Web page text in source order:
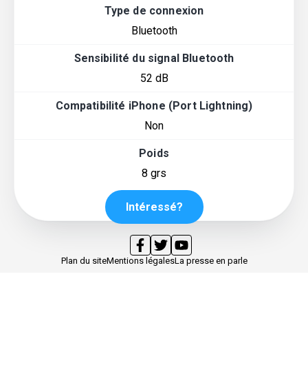
Type de connexion
Bluetooth
Sensibilité du signal Bluetooth
52 dB
Compatibilité iPhone (Port Lightning)
Non
Poids
8 grs
Intéressé?
Plan du siteMentions légalesLa presse en parle